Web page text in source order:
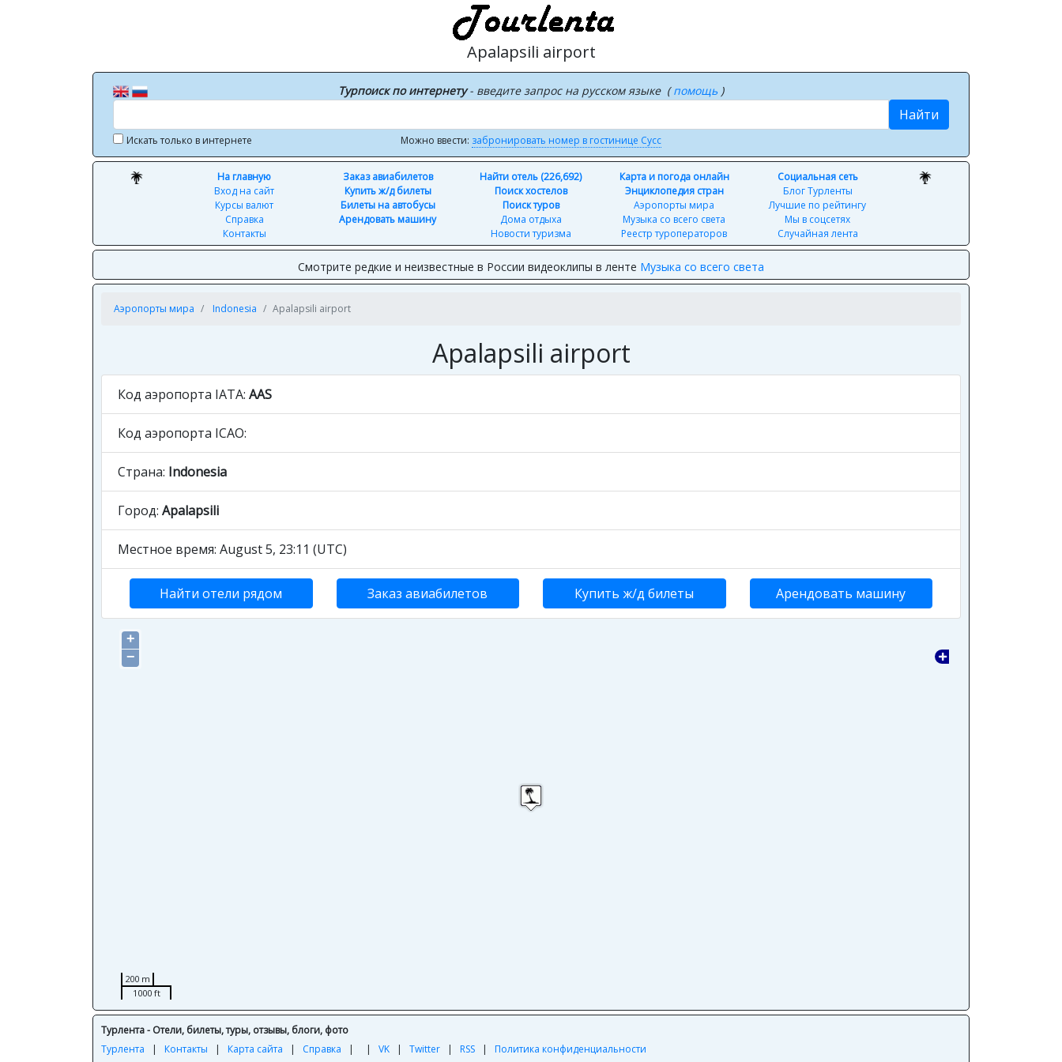
Apalapsili airport
Турпоиск по интернету- введите запрос на русском языке (помощь )
Найти
Искать только в интернете Можно ввести: забронировать номер в гостинице Сусс
На главную
Вход на сайт
Курсы валют
Справка
Контакты
Заказ авиабилетов
Купить ж/д билеты
Билеты на автобусы
Арендовать машину
Найти отель (226,692)
Поиск хостелов
Поиск туров
Дома отдыха
Новости туризма
Карта и погода онлайн
Энциклопедия стран
Аэропорты мира
Музыка со всего света
Реестр туроператоров
Социальная сеть
Блог Турленты
Лучшие по рейтингу
Мы в соцсетях
Случайная лента
Смотрите редкие и неизвестные в России видеоклипы в ленте Музыка со всего света
Аэропорты мира Indonesia Apalapsili airport
Apalapsili airport
Код аэропорта IATA: AAS
Код аэропорта ICAO:
Страна: Indonesia
Город: Apalapsili
Местное время: August 5, 23:11 (UTC)
Найти отели рядом Заказ авиабилетов Купить ж/д билеты Арендовать машину
+
−
200 m
1000 ft
Турлента - Отели, билеты, туры, отзывы, блоги, фото
Турлента | Контакты | Карта сайта | Справка | | VK | Twitter | RSS | Политика конфиденциальности